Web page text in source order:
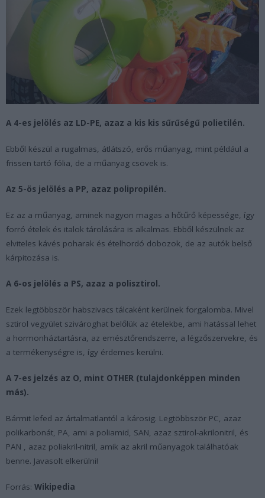
A 4-es jelölés az LD-PE, azaz a kis kis sűrűségű polietilén.
Ebből készül a rugalmas, átlátszó, erős műanyag, mint például a
frissen tartó fólia, de a műanyag csövek is.
Az 5-ös jelölés a PP, azaz polipropilén.
Ez az a műanyag, aminek nagyon magas a hőtűrő képessége, így
forró ételek és italok tárolására is alkalmas. Ebből készülnek az
elviteles kávés poharak és ételhordó dobozok, de az autók belső
kárpitozása is.
A 6-os jelölés a PS, azaz a polisztirol.
Ezek legtöbbször habszivacs tálcaként kerülnek forgalomba. Mivel
sztirol vegyület szivároghat belőlük az ételekbe, ami hatással lehet
a hormonháztartásra, az emésztőrendszerre, a légzőszervekre, és
a termékenységre is, így érdemes kerülni.
A 7-es jelzés az O, mint OTHER (tulajdonképpen minden
más).
Bármit lefed az ártalmatlantól a károsig. Legtöbbször PC, azaz
polikarbonát, PA, ami a poliamid, SAN, azaz sztirol-akrilonitril, és
PAN , azaz poliakril-nitril, amik az akril műanyagok találhatóak
benne. Javasolt elkerülni!
Forrás: Wikipedia